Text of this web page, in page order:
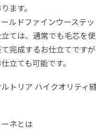
ます。
ては、通常でも毛芯を使
完成するお仕立てですが
立ても可能です。
ルトリア ハイクオリティ